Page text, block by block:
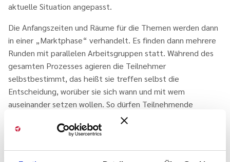
aktuelle Situation angepasst.
Die Anfangszeiten und Räume für die Themen werden dann
in einer „Marktphase“ verhandelt. Es finden dann mehrere
Runden mit parallelen Arbeitsgruppen statt. Während des
gesamten Prozesses agieren die Teilnehmer
selbstbestimmt, das heißt sie treffen selbst die
Entscheidung, worüber sie sich wann und mit wem
auseinander setzen wollen. So dürfen Teilnehmende
„hummeln“, also von Thema zu Thema fliegen und nur so
lange bleiben, wie sie etwas beizutragen haben. Sie dürfen